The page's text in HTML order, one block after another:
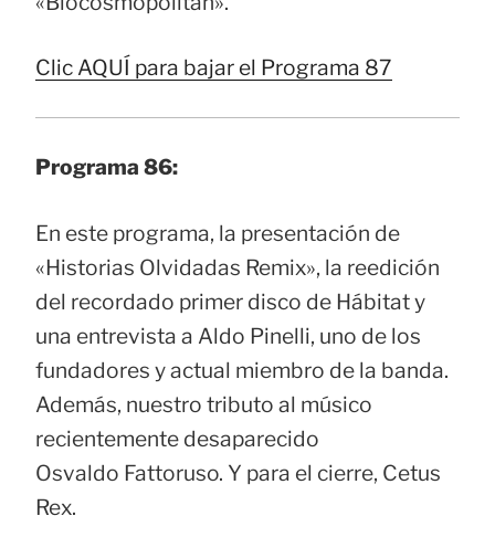
Clic AQUÍ para bajar el Programa 87
Programa 86:
En este programa, la presentación de
«Historias Olvidadas Remix», la reedición
del recordado primer disco de Hábitat y
una entrevista a Aldo Pinelli, uno de los
fundadores y actual miembro de la banda.
Además, nuestro tributo al músico
recientemente desaparecido
Osvaldo Fattoruso. Y para el cierre, Cetus
Rex.